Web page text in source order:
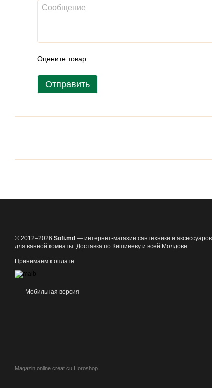
Оцените товар
Отправить
© 2012–2026 Sofi.md — интернет-магазин сантехники и аксессуаров
для ванной комнаты. Доставка по Кишиневу и всей Молдове.
Принимаем к оплате
Мобильная версия
Magazin online creat cu Horoshop